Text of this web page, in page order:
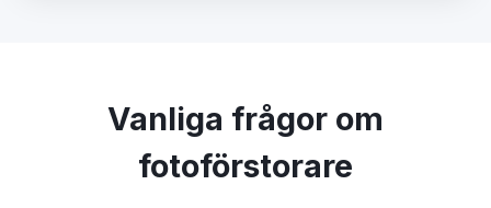
Vanliga frågor om
fotoförstorare